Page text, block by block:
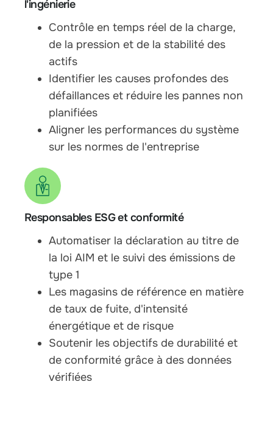
l'ingénierie
Contrôle en temps réel de la charge,
de la pression et de la stabilité des
actifs
Identifier les causes profondes des
défaillances et réduire les pannes non
planifiées
Aligner les performances du système
sur les normes de l'entreprise
Responsables ESG et conformité
Automatiser la déclaration au titre de
la loi AIM et le suivi des émissions de
type 1
Les magasins de référence en matière
de taux de fuite, d'intensité
énergétique et de risque
Soutenir les objectifs de durabilité et
de conformité grâce à des données
vérifiées